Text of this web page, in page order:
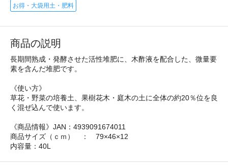
お得・大袋用土・肥料
商品の説明
長期間熟成・発酵させた活性堆肥に、木酢液を配合した、微量要
素を含んだ堆肥です。
《使い方》
草花・野菜の培養土、果樹花木・庭木の土に全体の約20％位を良
く混ぜ込んで使います。
《商品情報》JAN：4939091674011
商品サイズ（ｃｍ） ： 79×46×12
内容量：40L